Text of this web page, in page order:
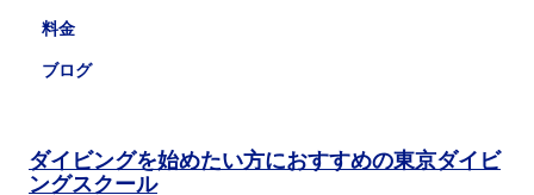
料金
ブログ
ダイビングを始めたい方におすすめの東京ダイビ
ングスクール